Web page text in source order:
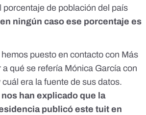
porcentaje de población del país
en ningún caso ese porcentaje es
hemos puesto en contacto con Más
qué se refería Mónica García con
era la fuente de sus datos.
han explicado que la
publicó este tuit en